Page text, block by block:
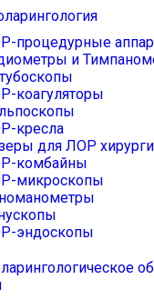
процедурные
и
коагуляторы
кресла
для ЛОР
комбайны
микроскопы
эндоскопы